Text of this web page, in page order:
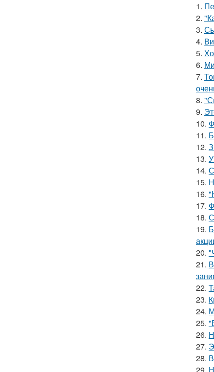
1.
2.
3.
4.
5.
6.
7.
8.
9.
10.
11.
12.
13.
14.
15.
16.
17.
18.
19.
20.
21.
22.
23.
24.
25.
26.
27.
28.